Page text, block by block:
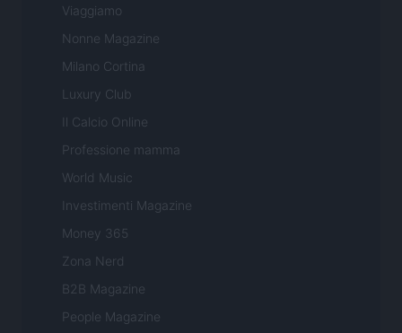
Viaggiamo
Nonne Magazine
Milano Cortina
Luxury Club
Il Calcio Online
Professione mamma
World Music
Investimenti Magazine
Money 365
Zona Nerd
B2B Magazine
People Magazine